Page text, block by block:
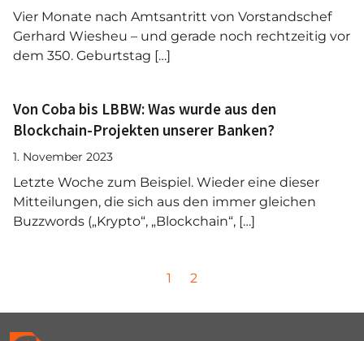
Vier Monate nach Amtsantritt von Vorstandschef
Gerhard Wiesheu – und gerade noch rechtzeitig vor
dem 350. Geburtstag […]
Von Coba bis LBBW: Was wurde aus den
Blockchain-Projekten unserer Banken?
1. November 2023
Letzte Woche zum Beispiel. Wieder eine dieser
Mitteilungen, die sich aus den immer gleichen
Buzzwords („Krypto“, „Blockchain“, […]
g
e
P
g
1
P
g
2